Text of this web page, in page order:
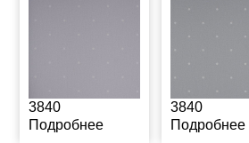
3840
Подробнее
3840
Подробнее